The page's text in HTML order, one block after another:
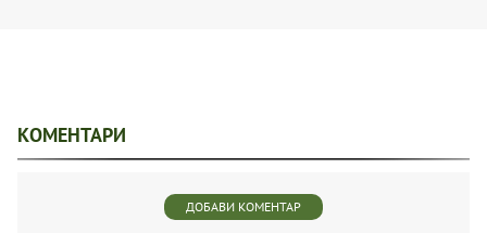
КОМЕНТАРИ
ДОБАВИ КОМЕНТАР